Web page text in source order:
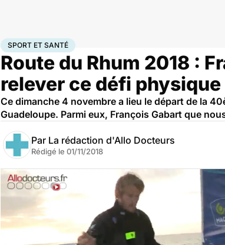
AccueilBien-êtreSport santé
SPORT ET SANTÉ
Route du Rhum 2018 :
relever ce défi physique
Ce dimanche 4 novembre a lieu le départ de la
Guadeloupe. Parmi eux, François Gabart que
Par La rédaction d'Allo Docteurs
Rédigé le 01/11/2018